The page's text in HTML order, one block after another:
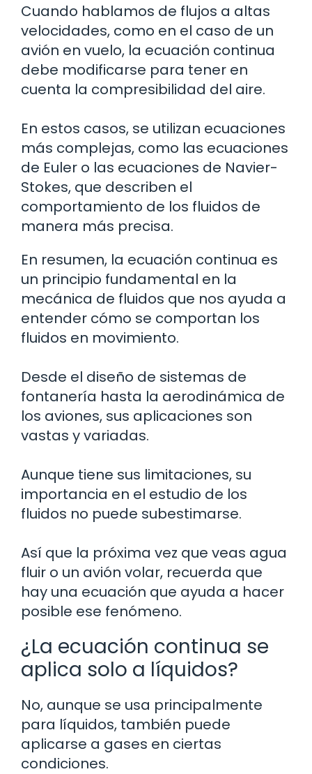
Cuando hablamos de flujos a altas
velocidades, como en el caso de un
avión en vuelo, la ecuación continua
debe modificarse para tener en
cuenta la compresibilidad del aire.
En estos casos, se utilizan ecuaciones
más complejas, como las ecuaciones
de Euler o las ecuaciones de Navier-
Stokes, que describen el
comportamiento de los fluidos de
manera más precisa.
En resumen, la ecuación continua es
un principio fundamental en la
mecánica de fluidos que nos ayuda a
entender cómo se comportan los
fluidos en movimiento.
Desde el diseño de sistemas de
fontanería hasta la aerodinámica de
los aviones, sus aplicaciones son
vastas y variadas.
Aunque tiene sus limitaciones, su
importancia en el estudio de los
fluidos no puede subestimarse.
Así que la próxima vez que veas agua
fluir o un avión volar, recuerda que
hay una ecuación que ayuda a hacer
posible ese fenómeno.
¿La ecuación continua se
aplica solo a líquidos?
No, aunque se usa principalmente
para líquidos, también puede
aplicarse a gases en ciertas
condiciones.